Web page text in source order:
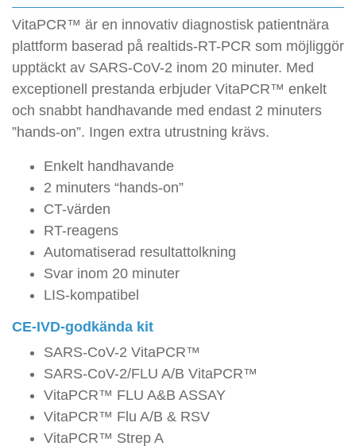
VitaPCR™ är en innovativ diagnostisk patientnära
plattform baserad på realtids-RT-PCR som möjliggör
upptäckt av SARS-CoV-2 inom 20 minuter. Med
exceptionell prestanda erbjuder VitaPCR™ enkelt
och snabbt handhavande med endast 2 minuters
”hands-on”. Ingen extra utrustning krävs.
Enkelt handhavande
2 minuters “hands-on”
CT-värden
RT-reagens
Automatiserad resultattolkning
Svar inom 20 minuter
LIS-kompatibel
CE-IVD-godkända kit
SARS-CoV-2 VitaPCR™
SARS-CoV-2/FLU A/B VitaPCR™
VitaPCR™ FLU A&B ASSAY
VitaPCR™ Flu A/B & RSV
VitaPCR™ Strep A